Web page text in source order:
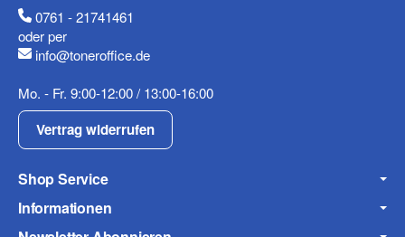
Frage zum Artikel
0761 - 21741461
oder per
info@toneroffice.de
Mo. - Fr. 9:00-12:00 / 13:00-16:00
Vertrag widerrufen
Shop Service
Informationen